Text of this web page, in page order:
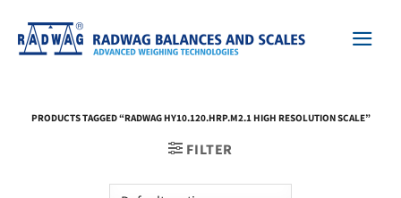
content
PRODUCTS TAGGED “RADWAG HY10.120.HRP.M2.1 HIGH RESOLUTION SCALE”
FILTER